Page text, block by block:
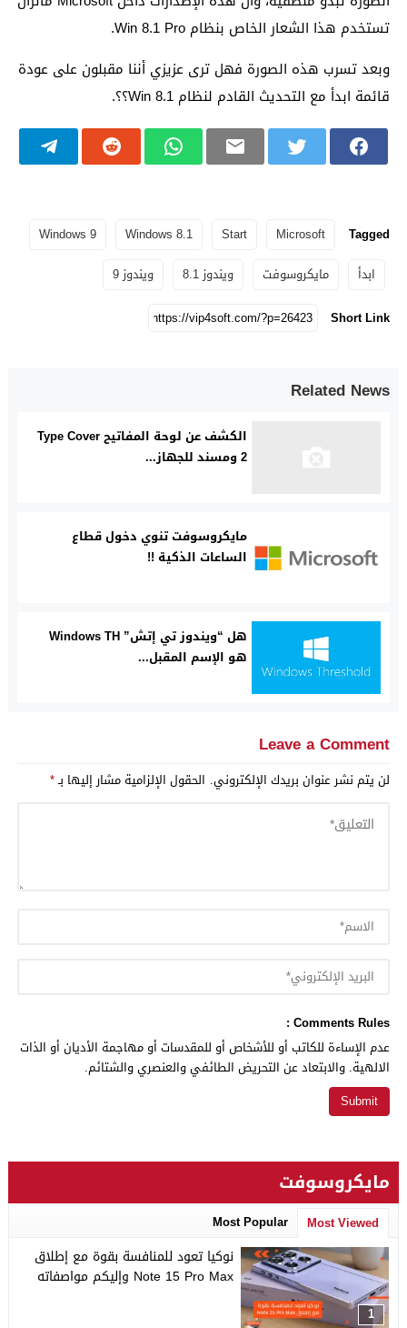
تستخدم هذا الشعار الخاص بنظام Win 8.1 Pro.
وبعد تسرب هذه الصورة فهل ترى عزيزي أننا مقبلون على عودة
قائمة ابدأ مع التحديث القادم لنظام Win 8.1؟؟.
Tagged
Microsoft
Start
Windows 8.1
Windows 9
ابدأ
مايكروسوفت ويندوز 8.1
ويندوز 9
Short Link
Related News
الكشف عن لوحة المفاتيح Type Cover
2 ومسند للجهاز...
مايكروسوفت تنوي دخول قطاع
الساعات الذكية !!
هل “ويندوز تي إتش” Windows TH
هو الإسم المقبل...
Leave a Comment
لن يتم نشر عنوان بريدك الإلكتروني. الحقول الإلزامية مشار إليها بـ*
Comments Rules :
عدم الإساءة للكاتب أو للأشخاص أو للمقدسات أو مهاجمة الأديان أو الذات
الالهية. والابتعاد عن التحريض الطائفي والعنصري والشتائم.
مايكروسوفت
Most Viewed
Most Popular
1
نوكيا تعود للمنافسة بقوة مع إطلاق
Note 15 Pro Max وإليكم مواصفاته